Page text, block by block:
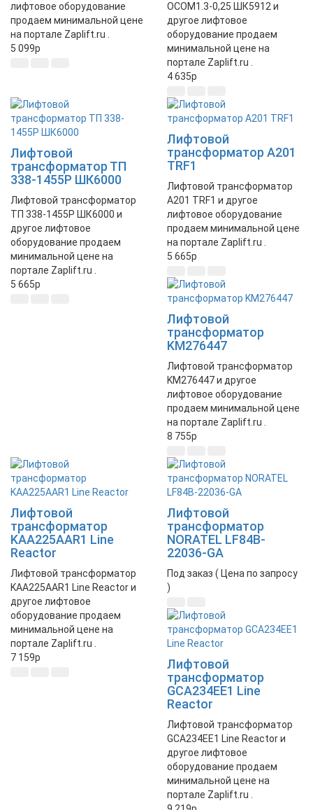
лифтовое оборудование
продаем минимальной цене
на портале Zaplift.ru .
5 099p
ОСОМ1.3-0,25 ШК5912 и
другое лифтовое
оборудование продаем
минимальной цене на
портале Zaplift.ru .
4 635p
Лифтовой
трансформатор ТП
338-1455Р ШК6000
Лифтовой трансформатор
ТП 338-1455Р ШК6000 и
другое лифтовое
оборудование продаем
минимальной цене на
портале Zaplift.ru .
5 665p
Лифтовой
трансформатор A201
TRF1
Лифтовой трансформатор
A201 TRF1 и другое
лифтовое оборудование
продаем минимальной цене
на портале Zaplift.ru .
5 665p
Лифтовой
трансформатор
KM276447
Лифтовой трансформатор
KM276447 и другое
лифтовое оборудование
продаем минимальной цене
на портале Zaplift.ru .
8 755p
Лифтовой
трансформатор
KAA225AAR1 Line
Reactor
Лифтовой трансформатор
KAA225AAR1 Line Reactor и
другое лифтовое
оборудование продаем
минимальной цене на
портале Zaplift.ru .
7 159p
Лифтовой
трансформатор
NORATEL LF84B-
22036-GA
Под заказ ( Цена по запросу
)
Лифтовой
трансформатор
GCA234EE1 Line
Reactor
Лифтовой трансформатор
GCA234EE1 Line Reactor и
другое лифтовое
оборудование продаем
минимальной цене на
портале Zaplift.ru .